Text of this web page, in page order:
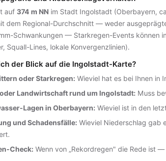
auf 374 m NN im Stadt Ingolstadt (Oberbayern,
dem Regional-Durchschnitt — weder
Schwankungen — Starkregen-Events können
Squall-Lines, lokale Konvergenzlinien).
der Blick auf die Ingolstadt-Karte?
oder Starkregen: Wieviel hat es bei Ihnen in
Landwirtschaft rund um Ingolstadt: Muss
Lagen in Oberbayern: Wieviel ist in den
und Schadensfälle: Wieviel Niederschlag gab
Check: Wenn von „Rekordregen" die Rede ist